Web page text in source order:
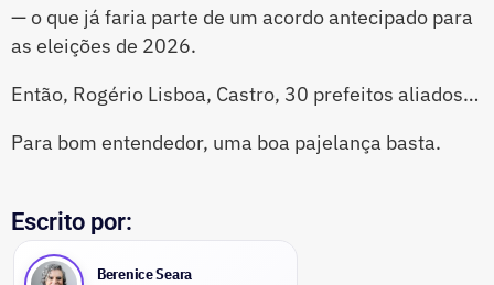
— o que já faria parte de um acordo antecipado para
as eleições de 2026.
Então, Rogério Lisboa, Castro, 30 prefeitos aliados…
Para bom entendedor, uma boa pajelança basta.
Escrito por:
Berenice Seara